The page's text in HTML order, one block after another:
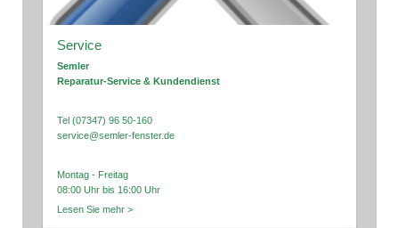
Service
Semler
Reparatur-Service & Kundendienst
Tel (07347) 96 50-160
service@semler-fenster.de
Montag - Freitag
08:00 Uhr bis 16:00 Uhr
Lesen Sie mehr >